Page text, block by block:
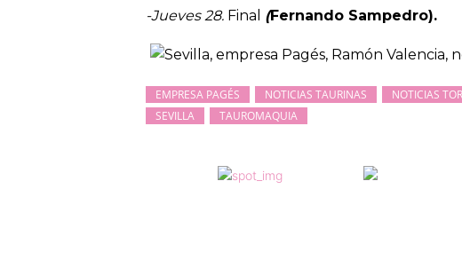
-Jueves 28. Final (Fernando Sampedro).
EMPRESA PAGÉS NOTICIAS TAURINAS NOTICIAS
SEVILLA
TAUROMAQUIA